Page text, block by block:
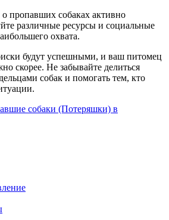
пропавших собаках активно
различные ресурсы и социальные
охвата.
будут успешными, и ваш питомец
скорее. Не забывайте делиться
собак и помогать тем, кто
собаки (Потеряшки) в